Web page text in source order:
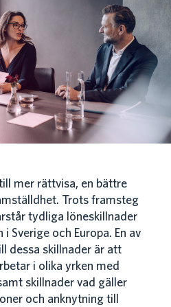
mer rättvisa, en bättre
Trots framsteg
tydliga löneskillnader
Sverige och Europa. En av
dessa skillnader är att
i olika yrken med
skillnader vad gäller
och anknytning till